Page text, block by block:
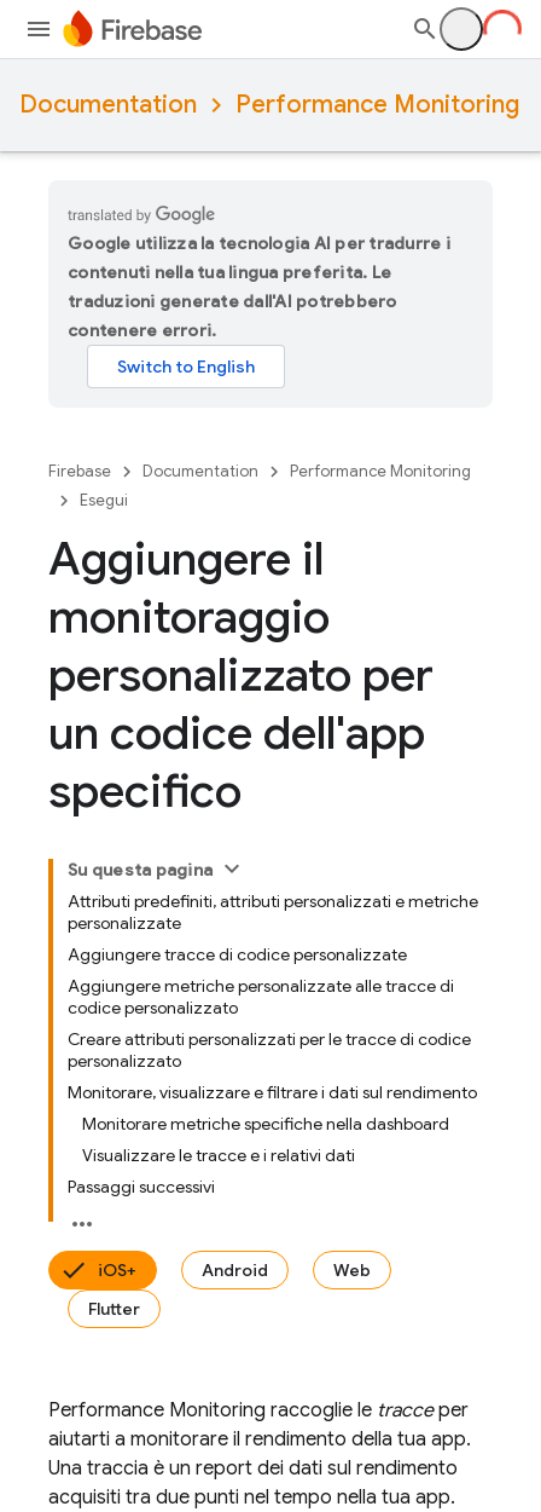
Documentation Performance Monitoring
Google utilizza la tecnologia AI per tradurre i
contenuti nella tua lingua preferita. Le
traduzioni generate dall'AI potrebbero
contenere errori.
Firebase Documentation
Performance Monitoring
Esegui
Aggiungere il
monitoraggio
personalizzato per
un codice dell'app
specifico
Su questa pagina
Attributi predefiniti, attributi personalizzati e metriche
personalizzate
Aggiungere tracce di codice personalizzate
Aggiungere metriche personalizzate alle tracce di
codice personalizzato
Creare attributi personalizzati per le tracce di codice
personalizzato
Monitorare, visualizzare e filtrare i dati sul rendimento
Monitorare metriche specifiche nella dashboard
Visualizzare le tracce e i relativi dati
Passaggi successivi
iOS+ Android
Web
Flutter
Performance Monitoring raccoglie le tracceper
aiutarti a monitorare il rendimento della tua app.
Una traccia è un report dei dati sul rendimento
acquisiti tra due punti nel tempo nella tua app.